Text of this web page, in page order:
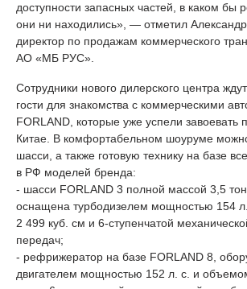
доступности запасных частей, в каком бы
они ни находились», — отметил
директор по продажам коммерческого
АО «МБ РУС».
Сотрудники нового дилерского центра
гости для знакомства с коммерческими
FORLAND, которые уже успели завоевать
Китае. В комфортабельном шоуруме
шасси, а также готовую технику на базе
в РФ моделей бренда:
- шасси FORLAND 3 полной массой 3,5
оснащена турбодизелем мощностью 154
2 499 куб. см и 6-ступенчатой
передач;
- рефрижератор на базе FORLAND 8,
двигателем мощностью 152 л. с. и